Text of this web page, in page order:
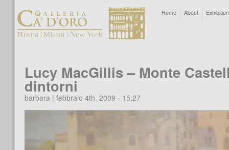
Home About
Lucy MacGillis – Monte
dintorni
barbara | febbraio 4th, 2009 - 15:27